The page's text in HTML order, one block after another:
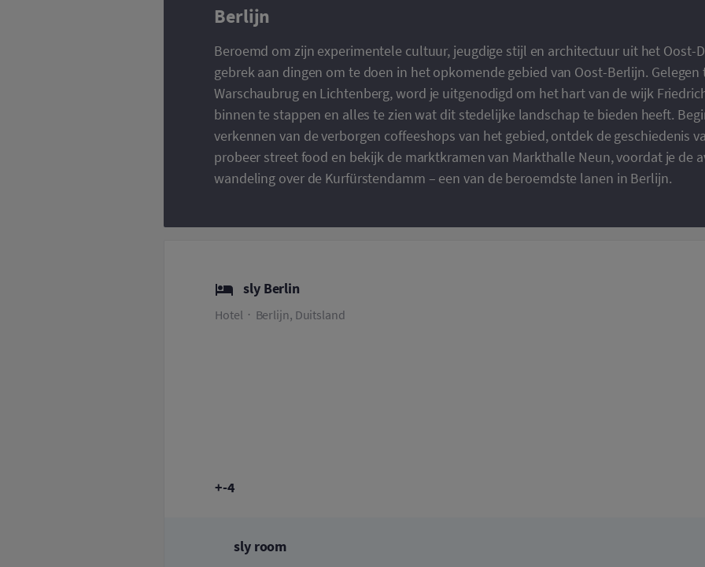
Berlijn
Beroemd om zijn experimentele cultuur, jeugdige stijl en architectuur uit het Oost-
gebrek aan dingen om te doen in het opkomende gebied van Oost-Berlijn. Gelegen
Warschaubrug en Lichtenberg, word je uitgenodigd om het hart van de wijk
binnen te stappen en alles te zien wat dit stedelijke landschap te bieden heeft.
verkennen van de verborgen coffeeshops van het gebied, ontdek de geschiedenis
probeer street food en bekijk de marktkramen van Markthalle Neun, voordat je de
wandeling over de Kurfürstendamm – een van de beroemdste lanen in Berlijn.
sly Berlin
Hotel Berlijn, Duitsland
+-4
sly room